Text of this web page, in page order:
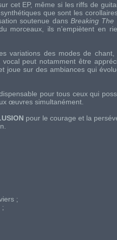
cet EP, même si les riffs de
que sont les
soutenue dans Breaking The
morceaux, ils n’empiètent en
variations des modes de
peut notamment être
joue sur des ambiances qui
pour tous ceux qui
œuvres simultanément.
pour le courage et la
;
;